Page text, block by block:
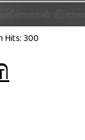
Hits: 300